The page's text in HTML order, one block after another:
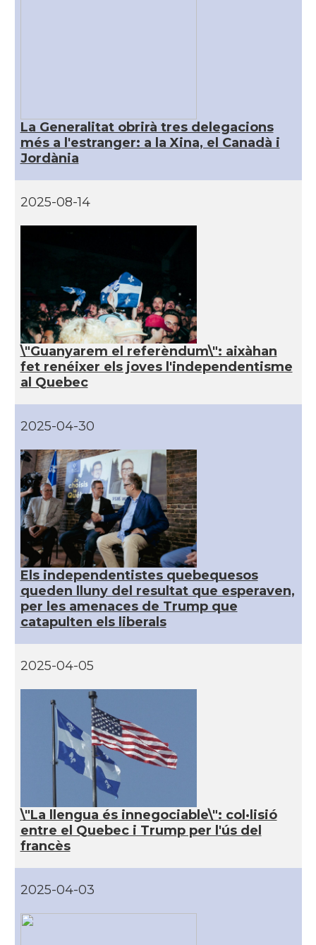
La Generalitat obrirà tres delegacions
més a l'estranger: a la Xina, el Canadà i
Jordània
2025-08-14
\"Guanyarem el referèndum\": aixàhan
fet renéixer els joves l'independentisme
al Quebec
2025-04-30
Els independentistes quebequesos
queden lluny del resultat que esperaven,
per les amenaces de Trump que
catapulten els liberals
2025-04-05
\"La llengua és innegociable\": col·lisió
entre el Quebec i Trump per l'ús del
francès
2025-04-03